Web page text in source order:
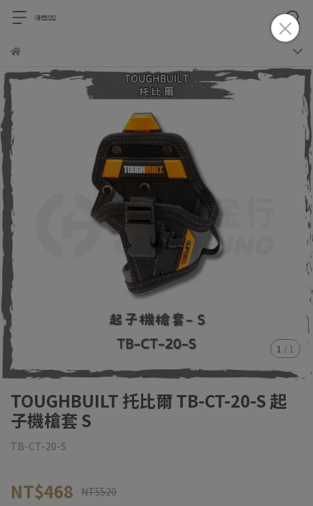
1 / 1
TOUGHBUILT 托比爾 TB-CT-20-S 起
子機槍套 S
TB-CT-20-S
NT$468 NT$520